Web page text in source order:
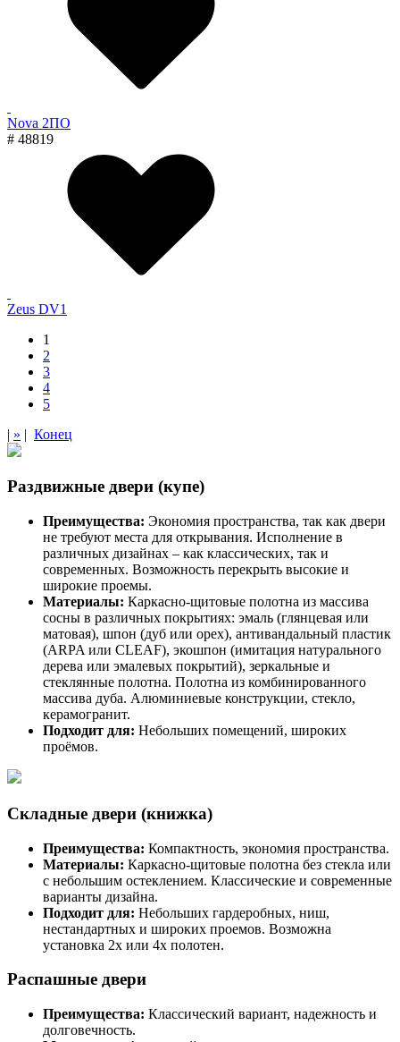
Nova 2ПО
# 48819
Zeus DV1
1
2
3
4
5
| » | Конец
Раздвижные двери (купе)
Преимущества: Экономия пространства, так как двери
не требуют места для открывания. Исполнение в
различных дизайнах – как классических, так и
современных. Возможность перекрыть высокие и
широкие проемы.
Материалы: Каркасно-щитовые полотна из массива
сосны в различных покрытиях: эмаль (глянцевая или
матовая), шпон (дуб или орех), антивандальный пластик
(ARPA или CLEAF), экошпон (имитация натурального
дерева или эмалевых покрытий), зеркальные и
стеклянные полотна. Полотна из комбинированного
массива дуба. Алюминиевые конструкции, стекло,
керамогранит.
Подходит для: Небольших помещений, широких
проёмов.
Складные двери (книжка)
Преимущества: Компактность, экономия пространства.
Материалы: Каркасно-щитовые полотна без стекла или
с небольшим остеклением. Классические и современные
варианты дизайна.
Подходит для: Небольших гардеробных, ниш,
нестандартных и широких проемов. Возможна
установка 2х или 4х полотен.
Распашные двери
Преимущества: Классический вариант, надежность и
долговечность.